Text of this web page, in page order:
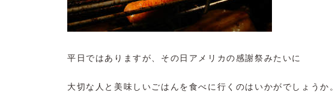
平日ではありますが、その日アメリカの感謝祭みたいに
大切な人と美味しいごはんを食べに行くのはいかがでしょうか。